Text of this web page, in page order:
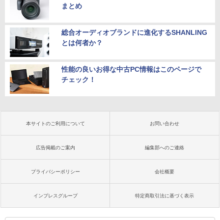
まとめ
総合オーディオブランドに進化するSHANLING
とは何者か？
性能の良いお得な中古PC情報はこのページで
チェック！
本サイトのご利用について お問い合わせ
広告掲載のご案内 編集部へのご連絡
プライバシーポリシー 会社概要
インプレスグループ 特定商取引法に基づく表示